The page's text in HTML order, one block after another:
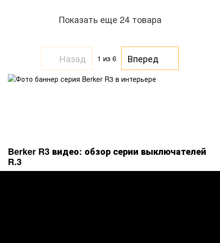
Показать еще 24 товара
Назад 1 из 6 Вперед
Berker R3 видео: обзор серии выключателей
R.3